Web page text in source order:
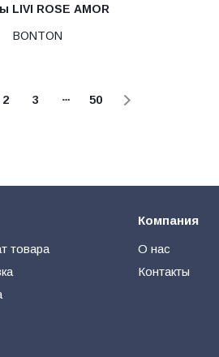
LIVI ROSE AMOR
BONTON
2 3 50
товара
Компания
О нас
Контакты